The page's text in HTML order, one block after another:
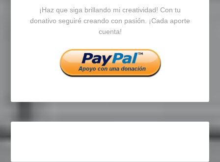
en
Facebook
en
Twitter
en
Instagram
¡Haz que siga brillando mi creatividad! Con tu
donativo seguiré creando con pasión. ¡Cada aporte
cuenta!